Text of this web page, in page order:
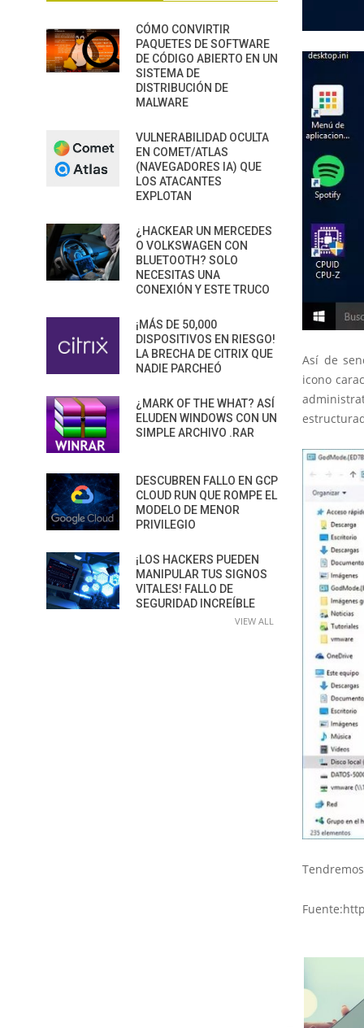
Así de
icono
CÓMO CONVIRTIR
PAQUETES DE SOFTWARE
DE CÓDIGO ABIERTO EN UN
SISTEMA DE
DISTRIBUCIÓN DE
MALWARE
VULNERABILIDAD OCULTA
EN COMET/ATLAS
(NAVEGADORES IA) QUE
LOS ATACANTES
EXPLOTAN
¿HACKEAR UN MERCEDES
O VOLKSWAGEN CON
BLUETOOTH? SOLO
NECESITAS UNA
CONEXIÓN Y ESTE TRUCO
¡MÁS DE 50,000
DISPOSITIVOS EN RIESGO!
LA BRECHA DE CITRIX QUE
NADIE PARCHEÓ
¿MARK OF THE WHAT? ASÍ
ELUDEN WINDOWS CON UN
SIMPLE ARCHIVO .RAR
DESCUBREN FALLO EN GCP
CLOUD RUN QUE ROMPE EL
MODELO DE MENOR
PRIVILEGIO
¡LOS HACKERS PUEDEN
MANIPULAR TUS SIGNOS
VITALES! FALLO DE
SEGURIDAD INCREÍBLE
VIEW ALL